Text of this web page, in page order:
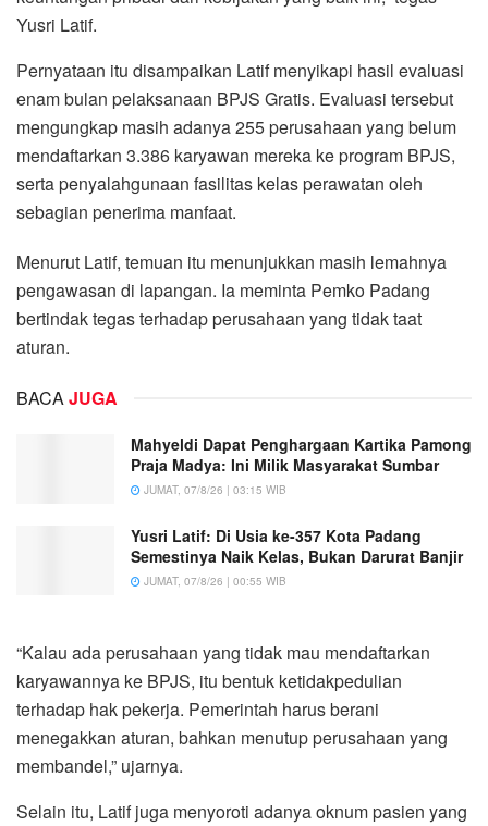
Yusri Latif.
Pernyataan itu disampaikan Latif menyikapi hasil evaluasi
enam bulan pelaksanaan BPJS Gratis. Evaluasi tersebut
mengungkap masih adanya 255 perusahaan yang belum
mendaftarkan 3.386 karyawan mereka ke program BPJS,
serta penyalahgunaan fasilitas kelas perawatan oleh
sebagian penerima manfaat.
Menurut Latif, temuan itu menunjukkan masih lemahnya
pengawasan di lapangan. Ia meminta Pemko Padang
bertindak tegas terhadap perusahaan yang tidak taat
aturan.
BACAJUGA
Mahyeldi Dapat Penghargaan Kartika Pamong
Praja Madya: Ini Milik Masyarakat Sumbar
JUMAT, 07/8/26 | 03:15 WIB
Yusri Latif: Di Usia ke-357 Kota Padang
Semestinya Naik Kelas, Bukan Darurat Banjir
JUMAT, 07/8/26 | 00:55 WIB
“Kalau ada perusahaan yang tidak mau mendaftarkan
karyawannya ke BPJS, itu bentuk ketidakpedulian
terhadap hak pekerja. Pemerintah harus berani
menegakkan aturan, bahkan menutup perusahaan yang
membandel,” ujarnya.
Selain itu, Latif juga menyoroti adanya oknum pasien yang